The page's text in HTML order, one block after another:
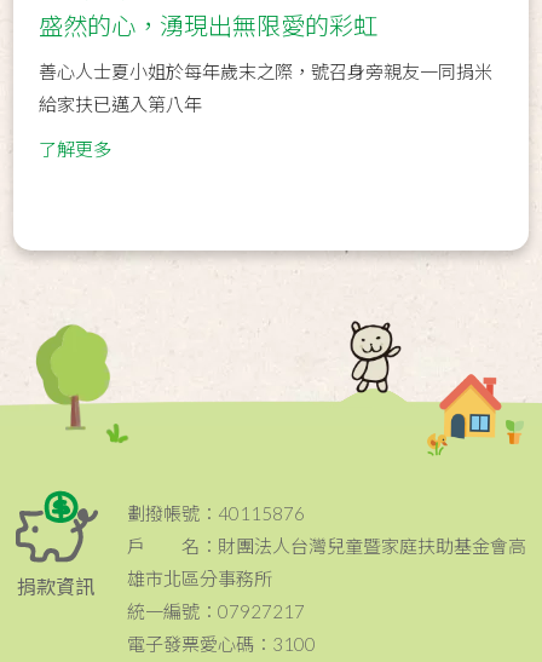
盛然的心，湧現出無限愛的彩虹
善心人士夏小姐於每年歲末之際，號召身旁親友一同捐米
給家扶已邁入第八年
了解更多
捐款資訊
劃撥帳號：40115876
戶 名：財團法人台灣兒童暨家庭扶助基金會高
雄市北區分事務所
統一編號：07927217
電子發票愛心碼：3100